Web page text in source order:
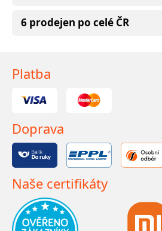
6 prodejen po celé ČR
Platba
Doprava
Naše certifikáty